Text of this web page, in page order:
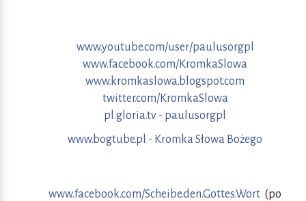
www.youtube.com/user/paulusorgpl
www.facebook.com/KromkaSlowa
www.kromkaslowa.blogspot.com
twitter.com/KromkaSlowa
pl.gloria.tv - paulusorgpl
www.bogtube.pl - Kromka Słowa Bożego
www.facebook.com/Scheibe.den.Gottes.Wort (po